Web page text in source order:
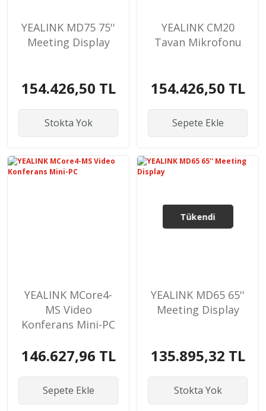
YEALINK MD75 75''
Meeting Display
154.426,50 TL
Stokta Yok
YEALINK CM20
Tavan Mikrofonu
154.426,50 TL
Sepete Ekle
YEALINK MCore4-
MS Video
Konferans Mini-PC
146.627,96 TL
Sepete Ekle
Tükendi
YEALINK MD65 65''
Meeting Display
135.895,32 TL
Stokta Yok